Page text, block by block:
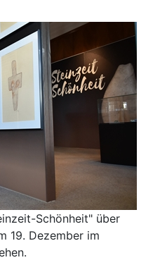
Schönheit" über
19. Dezember im